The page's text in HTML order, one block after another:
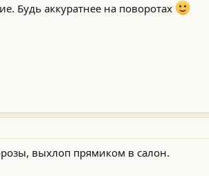
Будь аккуратнее на поворотах
выхлоп прямиком в салон.